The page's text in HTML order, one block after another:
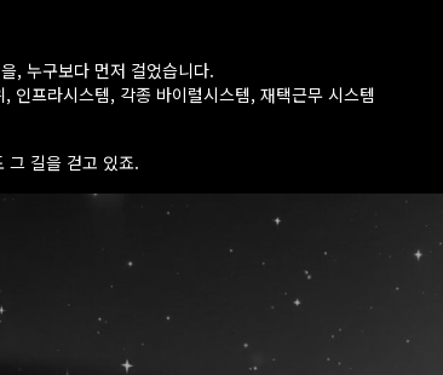
, 누구보다 먼저 걸었습니다.
인프라시스템, 각종 바이럴시스템, 재택근무 시스템
그 길을 걷고 있죠.